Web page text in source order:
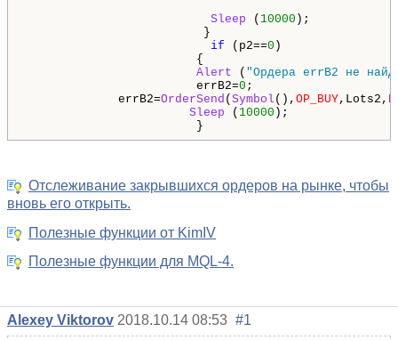
Sleep ( 10000 );
}
if (p2==0 )
{
Alert ( "Ордера errB2 не
errB2=0 ;
errB2=OrderSend ( Symbol (), OP_BUY,Lots2,
Sleep ( 10000 );
}
Отслеживание закрывшихся ордеров на рынке, чтобы
вновь его открыть.
Полезные функции от KimIV
Полезные функции для MQL-4.
Alexey Viktorov 2018.10.14 08:53 #1